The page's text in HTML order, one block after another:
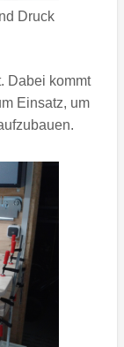
Druck
Dabei kommt
Einsatz, um